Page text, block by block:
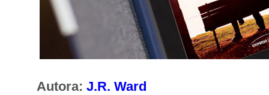
Autora: J.R. Ward